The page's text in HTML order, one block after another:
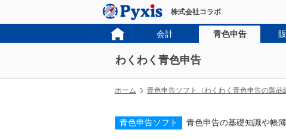
株式会社コラボ
会計 青色申告
わくわく青色申告
ホーム 青色申告ソフト（わくわく青色申告の製品
青色申告ソフト 青色申告の基礎知識や帳